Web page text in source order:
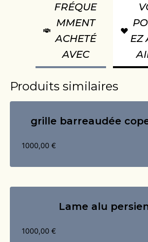
FRÉQUE
MMENT
ACHETÉ
AVEC
EZ
Produits similaires
grille barreaudée
1000,00 €
Lame alu
1000,00 €